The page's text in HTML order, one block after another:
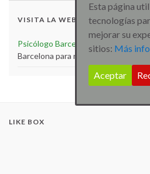
VISITA LA WEB
Psicólogo Barcelona
Visita la web
Barcelona para más artículos e
LIKE BOX
Esta página
tecnologías
mejorar su
sitios: Más
Aceptar